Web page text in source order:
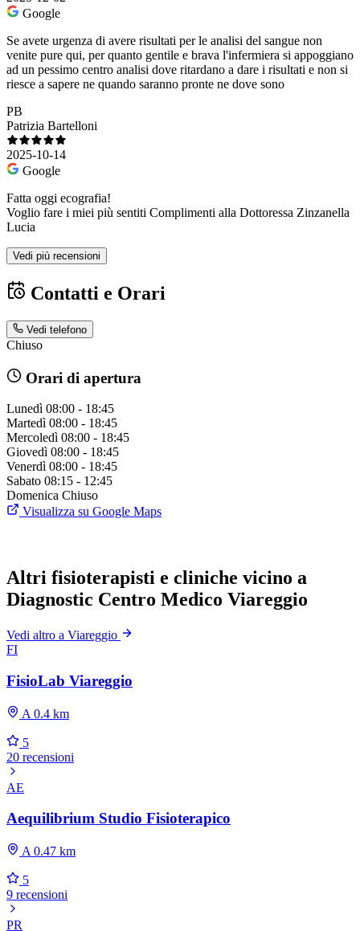
Google
Se avete urgenza di avere risultati per le analisi del sangue non
venite pure qui, per quanto gentile e brava l'infermiera si appoggiano
ad un pessimo centro analisi dove ritardano a dare i risultati e non si
riesce a sapere ne quando saranno pronte ne dove sono
PB
Patrizia Bartelloni
2025-10-14
Google
Fatta oggi ecografia!
Voglio fare i miei più sentiti Complimenti alla Dottoressa Zinzanella
Lucia
Vedi più recensioni
Contatti e Orari
Vedi telefono
Chiuso
Orari di apertura
Lunedì 08:00 - 18:45
Martedì 08:00 - 18:45
Mercoledì 08:00 - 18:45
Giovedì 08:00 - 18:45
Venerdì 08:00 - 18:45
Sabato 08:15 - 12:45
Domenica Chiuso
Visualizza su Google Maps
Altri fisioterapisti e cliniche vicino a
Diagnostic Centro Medico Viareggio
Vedi altro a Viareggio
FI
FisioLab Viareggio
A 0.4 km
5
20 recensioni
AE
Aequilibrium Studio Fisioterapico
A 0.47 km
5
9 recensioni
PR